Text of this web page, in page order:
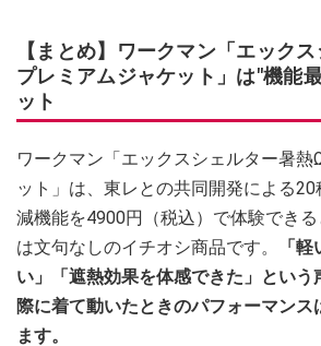
【まとめ】ワークマン「エック
プレミアムジャケット」は"機能
ット
ワークマン「エックスシェルター暑熱
ット」は、東レとの共同開発による
減機能を4900円（税込）で体験でき
は文句なしのイチオシ商品です。
「
い」「遮熱効果を体感できた」という
際に着て動いたときのパフォーマン
ます。